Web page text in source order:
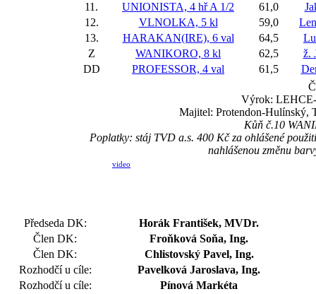
11.
UNIONISTA, 4 hřA 1/2 61,0
12.
VLNOLKA, 5 kl 59,0
13.
HARAKAN(IRE), 6 val 64,5
Z
WANIKORO, 8 kl 62,5
ž.
DD
PROFESSOR, 4 val 61,5
Výrok: LEHCE-
Majitel: Protendon-Hulínský,
Kůň č.10
Poplatky: stáj TVD a.s. 400 Kč za ohlášené
nahlášenou změnu
video
Předseda DK:
Horák František, MVDr.
Člen DK:
Froňková Soňa, Ing.
Člen DK:
Chlistovský Pavel, Ing.
Rozhodčí u cíle:
Pavelková Jaroslava, Ing.
Rozhodčí u cíle:
Pínová Markéta